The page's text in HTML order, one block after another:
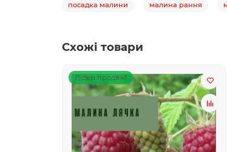
посадка малини малина рання
Схожі товари
Лідер продаж!